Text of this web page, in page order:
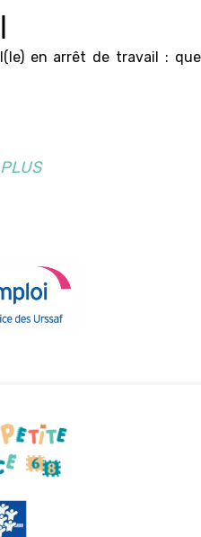
en arrêt de travail : que